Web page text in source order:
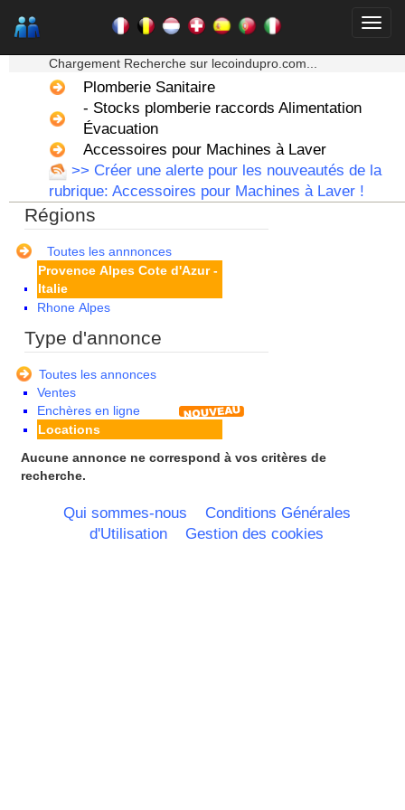
Chargement Recherche sur lecoindupro.com...
Plomberie Sanitaire
- Stocks plomberie raccords Alimentation
Évacuation
Accessoires pour Machines à Laver
>> Créer une alerte pour les nouveautés de la
rubrique: Accessoires pour Machines à Laver !
Régions
Toutes les annnonces
Languedoc Roussillon
Limousin
Lorraine
Martinique
Mayotte
Midi Pyrenees - Espagne -
Portugal
Nord Pas de Calais - Belgique -
Pays Bas
Pays de la Loire
Picardie
Poitou Charentes
Principauté de Monaco
Provence Alpes Cote d'Azur -
Italie
Rhone Alpes
Type d'annonce
Toutes les annonces
Ventes
Enchères en ligne
Locations
Aucune annonce ne correspond à vos critères de
recherche.
Qui sommes-nous
Conditions Générales
d'Utilisation
Gestion des cookies